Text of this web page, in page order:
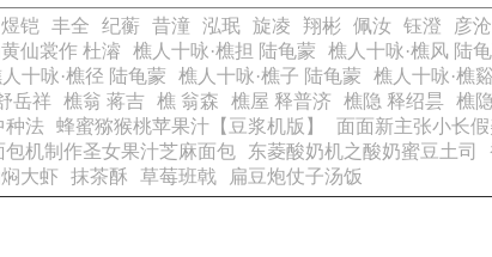
煜铠 丰全 纪蘅 昔潼 泓珉 旋凌 翔彬 佩汝 钰澄 彦沧
仙裳作 杜濬 樵人十咏·樵担 陆龟蒙 樵人十咏·樵风 陆
十咏·樵径 陆龟蒙 樵人十咏·樵子 陆龟蒙 樵人十咏·樵
岳祥 樵翁 蒋吉 樵 翁森 樵屋 释普济 樵隐 释绍昙 樵
种法 蜂蜜猕猴桃苹果汁【豆浆机版】 面面新主张小长
包机制作圣女果汁芝麻面包 东菱酸奶机之酸奶蜜豆土司
大虾 抹茶酥 草莓班戟 扁豆炮仗子汤饭